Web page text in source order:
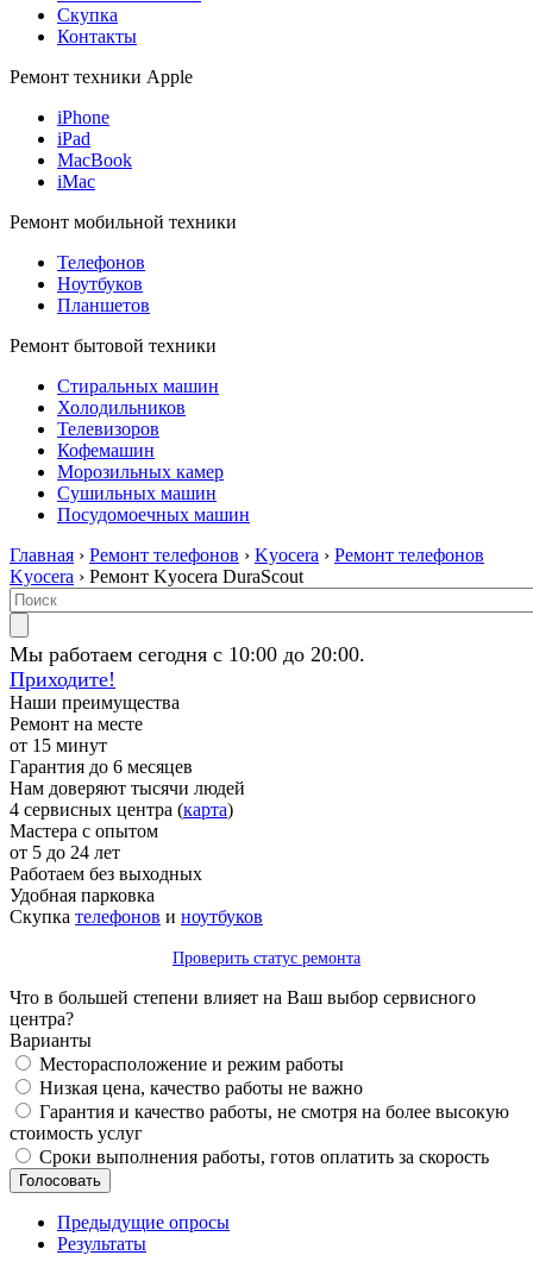
Скупка
Контакты
Ремонт техники Apple
iPhone
iPad
MacBook
iMac
Ремонт мобильной техники
Телефонов
Ноутбуков
Планшетов
Ремонт бытовой техники
Стиральных машин
Холодильников
Телевизоров
Кофемашин
Морозильных камер
Сушильных машин
Посудомоечных машин
Главная › Ремонт телефонов › Kyocera › Ремонт телефонов
Kyocera › Ремонт Kyocera DuraScout
Мы работаем сегодня с 10:00 до 20:00.
Приходите!
Наши преимущества
Ремонт на месте
от 15 минут
Гарантия до 6 месяцев
Нам доверяют тысячи людей
4 сервисных центра (карта)
Мастера с опытом
от 5 до 24 лет
Работаем без выходных
Удобная парковка
Скупка телефонов и ноутбуков
Проверить статус ремонта
Что в большей степени влияет на Ваш выбор сервисного
центра?
Варианты
Месторасположение и режим работы
Низкая цена, качество работы не важно
Гарантия и качество работы, не смотря на более высокую
стоимость услуг
Сроки выполнения работы, готов оплатить за скорость
Предыдущие опросы
Результаты